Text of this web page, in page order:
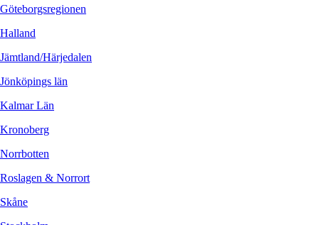
Göteborgsregionen
Halland
Jämtland/Härjedalen
Jönköpings län
Kalmar Län
Kronoberg
Norrbotten
Roslagen & Norrort
Skåne